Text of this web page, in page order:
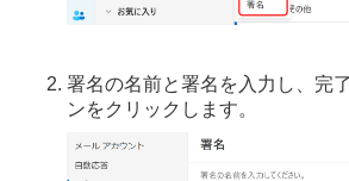
署名の名前と署名を入力し、完
ンをクリックします。